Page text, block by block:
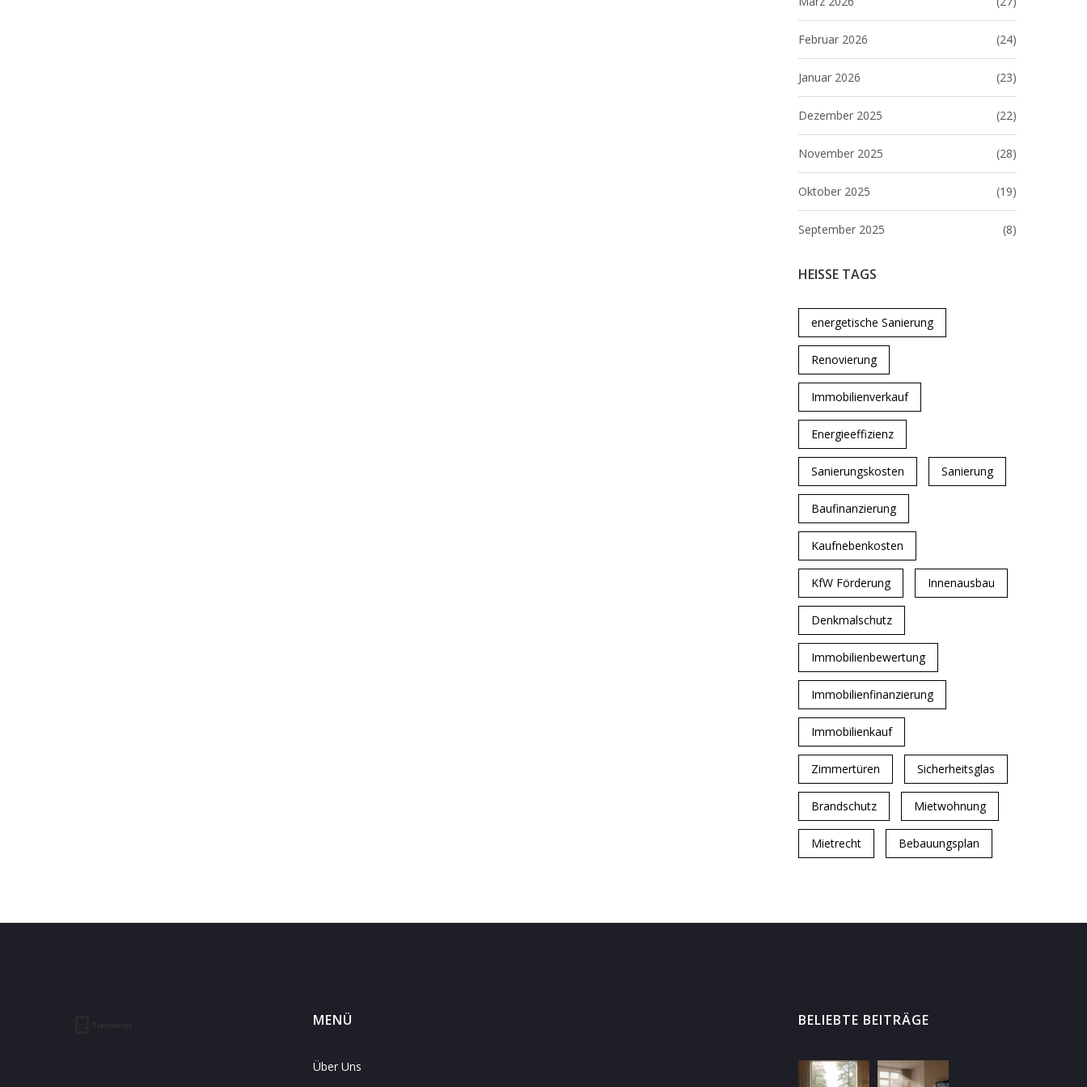
Februar 2026 (24)
Januar 2026 (23)
Dezember 2025 (22)
November 2025 (28)
Oktober 2025 (19)
September 2025 (8)
HEISSE TAGS
energetische Sanierung
Renovierung
Immobilienverkauf
Energieeffizienz
Sanierungskosten Sanierung
Baufinanzierung
Kaufnebenkosten
KfW Förderung Innenausbau
Denkmalschutz
Immobilienbewertung
Immobilienfinanzierung
Immobilienkauf
Zimmertüren Sicherheitsglas
Brandschutz Mietwohnung
Mietrecht Bebauungsplan
MENÜ
Über Uns
BELIEBTE BEITRÄGE